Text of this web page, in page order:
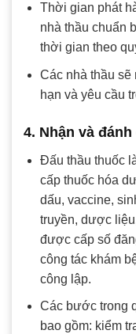
Thời gian phát
nhà thầu chuẩn
thời gian theo
Các nhà thầu
hạn và yêu cầu
4. Nhận và
Đấu thầu thuốc
cấp thuốc hóa
dấu, vaccine,
truyền, dược
được cấp số
công tác khám
công lập.
Các bước trong
bao gồm: kiểm